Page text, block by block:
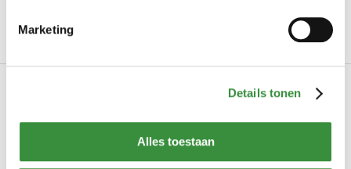
Marketing
Details tonen
Alles toestaan